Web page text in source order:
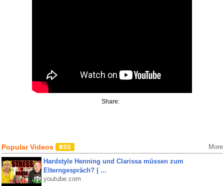
Share:
Popular Videos More
Hardstyle Henning und Clarissa müssen zum
Elterngespräch? | ...
youtube.com